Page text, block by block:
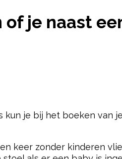
je naast
kun je bij het boeken van
keer zonder kinderen